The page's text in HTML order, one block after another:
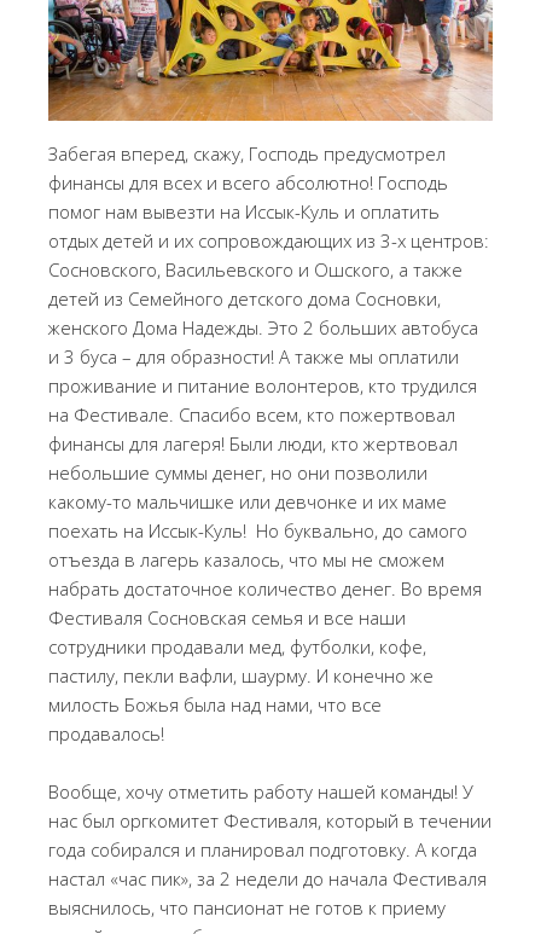
Забегая вперед, скажу, Господь предусмотрел
финансы для всех и всего абсолютно! Господь
помог нам вывезти на Иссык-Куль и оплатить
отдых детей и их сопровождающих из 3-х центров:
Сосновского, Васильевского и Ошского, а также
детей из Семейного детского дома Сосновки,
женского Дома Надежды. Это 2 больших автобуса
и 3 буса – для образности! А также мы оплатили
проживание и питание волонтеров, кто трудился
на Фестивале. Спасибо всем, кто пожертвовал
финансы для лагеря! Были люди, кто жертвовал
небольшие суммы денег, но они позволили
какому-то мальчишке или девчонке и их маме
поехать на Иссык-Куль! Но буквально, до самого
отъезда в лагерь казалось, что мы не сможем
набрать достаточное количество денег. Во время
Фестиваля Сосновская семья и все наши
сотрудники продавали мед, футболки, кофе,
пастилу, пекли вафли, шаурму. И конечно же
милость Божья была над нами, что все
продавалось!
Вообще, хочу отметить работу нашей команды! У
нас был оргкомитет Фестиваля, который в течении
года собирался и планировал подготовку. А когда
настал «час пик», за 2 недели до начала Фестиваля
выяснилось, что пансионат не готов к приему